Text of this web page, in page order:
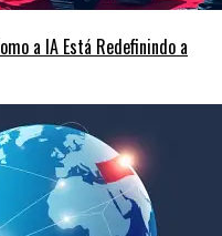
a IA Está Redefinindo a